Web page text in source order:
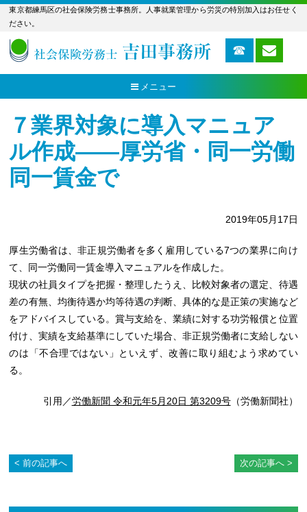
東京都練馬区の社会保険労務士事務所。人事就業管理から労災の特別加入はお任せく
ださい。
メニュー
７業界対象に導入マニュア
ル作成――厚労省・同一労働
同一賃金で
2019年05月17日
厚生労働省は、非正規労働者を多く雇用している7つの業界に向け
て、同一労働同一賃金導入マニュアルを作成した。
現状の社員タイプを把握・整理したうえ、比較対象者の選定、待遇
差の有無、均衡待遇か均等待遇の判断、具体的な是正策の実施など
をアドバイスしている。賞与支給を、業績に対する功労報償と位置
付け、実績を支給基準にしていた場合、非正規労働者に支給しない
のは「不合理ではない」といえず、改善に取り組むよう求めてい
る。
引用／労働新聞 令和元年5月20日 第3209号（労働新聞社）
前の記事へ 次の記事へ